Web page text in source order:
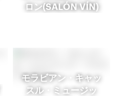
ロン(SALÓN VÍN)
モラビアン・キャッ
スル・ミュージッ